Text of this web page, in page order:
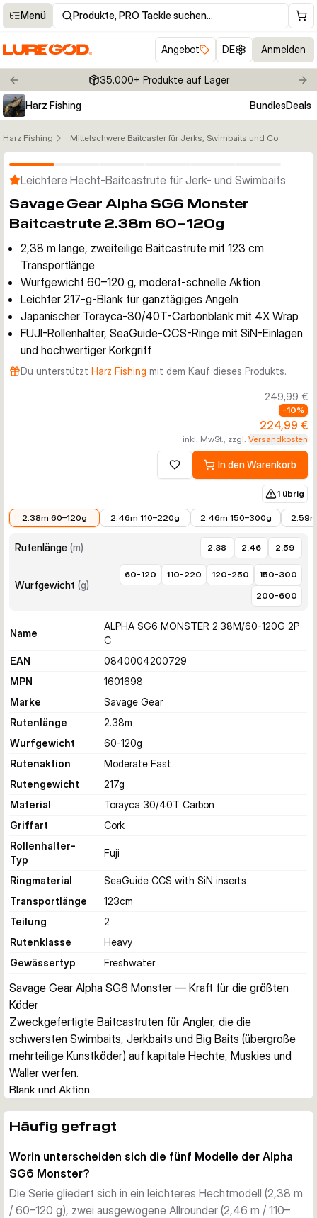
Menü Produkte, PRO Tackle suchen…
Angebot DE Anmelden
Previous slide 35.000+ Produkte auf Lager
Harz Fishing
BundlesDeals
Harz Fishing Mittelschwere Baitcaster für Jerks, Swimbaits und Co
Klicken um Zoom zu aktivieren
Leichtere Hecht-Baitcastrute für Jerk- und Swimbaits
Savage Gear Alpha SG6 Monster
Baitcastrute 2.38m 60–120g
2,38 m lange, zweiteilige Baitcastrute mit 123 cm
Transportlänge
Wurfgewicht 60–120 g, moderat-schnelle Aktion
Leichter 217-g-Blank für ganztägiges Angeln
Japanischer Torayca-30/40T-Carbonblank mit 4X Wrap
FUJI-Rollenhalter, SeaGuide-CCS-Ringe mit SiN-Einlagen
und hochwertiger Korkgriff
Du unterstützt Harz Fishing mit dem Kauf dieses Produkts.
249,99 €
-10%
224,99 €
inkl. MwSt., zzgl. Versandkosten
Zur Wunschliste hinzufügen
In den Warenkorb
1 übrig
2.38m 60–120g
2.46m 110–220g
2.46m 150–300g
Rutenlänge (m) 2.38 2.46 2.59
Wurfgewicht (g)
60-120 110-220 120-250
150-300
200-600
Name
ALPHA SG6 MONSTER 2.38M/60-120G 2P
C
EAN
0840004200729
MPN
1601698
Marke
Savage Gear
Rutenlänge
2.38m
Wurfgewicht
60-120g
Rutenaktion
Moderate Fast
Rutengewicht
217g
Material
Torayca 30/40T Carbon
Griffart
Cork
Rollenhalter-
Typ
Fuji
Ringmaterial
SeaGuide CCS with SiN inserts
Transportlänge
123cm
Teilung
2
Rutenklasse
Heavy
Gewässertyp
Freshwater
Savage Gear Alpha SG6 Monster — Kraft für die größten
Köder
Zweckgefertigte Baitcastruten für Angler, die die
schwersten Swimbaits, Jerkbaits und Big Baits (übergroße
mehrteilige Kunstköder) auf kapitale Hechte, Muskies und
Waller werfen.
Blank und Aktion
30/40T-Carbonblank mit moderat-schneller Aktion
reaktionsfreudig — genug Rückgrat, um schwere Köder zu
werfen, den ganzen Tag zu führen und einen sicheren Anhieb
bei hartmäuligen Räubern zu setzen.
Ringe und Rollenhalter
Häufig gefragt
Worin unterscheiden sich die fünf Modelle der Alpha
SG6 Monster?
Die Serie gliedert sich in ein leichteres Hechtmodell (2,38 m
/ 60–120 g), zwei ausgewogene Allrounder (2,46 m / 110–